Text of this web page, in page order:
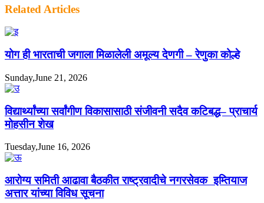
Related Articles
योग ही भारताची जगाला मिळालेली अमूल्य देणगी – रेणुका कोल्हे
Sunday,June 21, 2026
विद्यार्थ्यांच्या सर्वांगीण विकासासाठी संजीवनी सदैव कटिबद्ध– प्राचार्य
मोहसीन शेख
Tuesday,June 16, 2026
आरोग्य समिती आढावा बैठकीत राष्ट्रवादीचे नगरसेवक इम्तियाज
अत्तार यांच्या विविध सूचना